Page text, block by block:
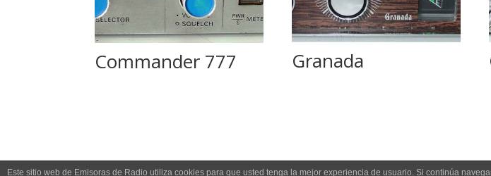
Commander 777 Granada
Este sitio web de Emisoras de Radio utiliza cookies para que usted tenga la mejor experiencia de usuario. Si continúa